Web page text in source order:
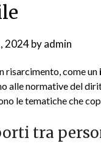
2024byadmin
risarcimento, come un
alle normative del
le tematiche che
tra